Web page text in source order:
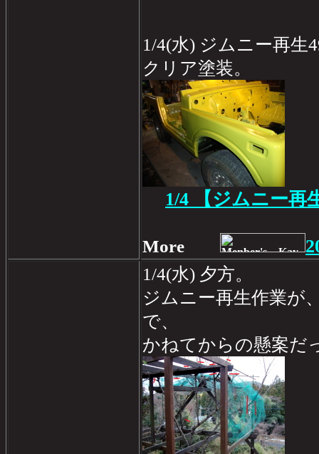
1/4(水) ジムニー再生
クリア塗装。
1/4 【ジムニー再
More
1/4(水) 夕方。
ジムニー再生作業が
で、
かねてからの懸案だ